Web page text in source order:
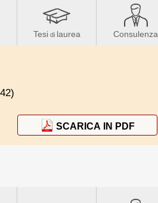
Tesidi laurea Consulenza
SCARICA IN PDF